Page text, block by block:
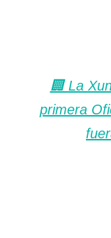
🏢 La
primera